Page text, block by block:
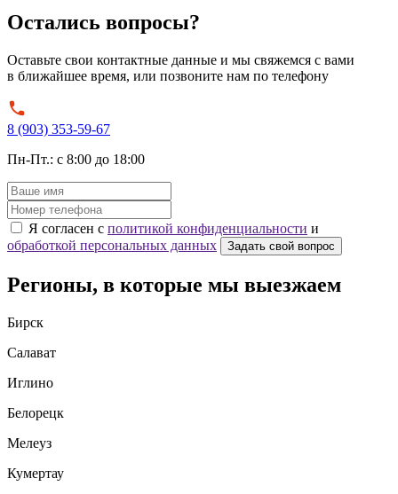
Остались вопросы?
Оставьте свои контактные данные и мы свяжемся с вами
в ближайшее время, или позвоните нам по телефону
8 (903) 353-59-67
Пн-Пт.: с 8:00 до 18:00
Я согласен с политикой конфиденциальности и
обработкой персональных данных
Задать свой вопрос
Регионы, в которые мы выезжаем
Бирск
Салават
Иглино
Белорецк
Мелеуз
Кумертау